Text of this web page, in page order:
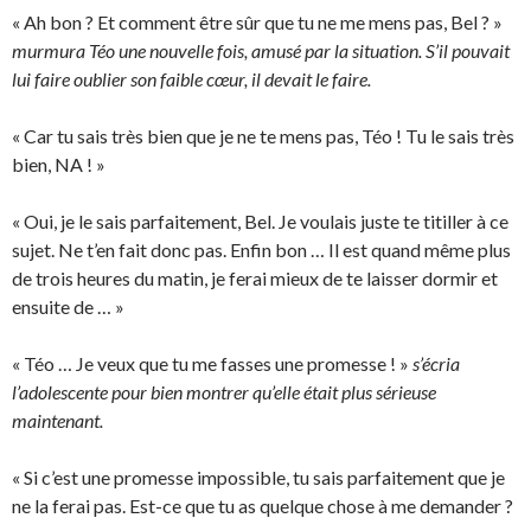
« Ah bon ? Et comment être sûr que tu ne me mens pas, Bel ? »
murmura Téo une nouvelle fois, amusé par la situation. S’il pouvait
lui faire oublier son faible cœur, il devait le faire.
« Car tu sais très bien que je ne te mens pas, Téo ! Tu le sais très
bien, NA ! »
« Oui, je le sais parfaitement, Bel. Je voulais juste te titiller à ce
sujet. Ne t’en fait donc pas. Enfin bon … Il est quand même plus
de trois heures du matin, je ferai mieux de te laisser dormir et
ensuite de … »
« Téo … Je veux que tu me fasses une promesse ! » s’écria
l’adolescente pour bien montrer qu’elle était plus sérieuse
maintenant.
« Si c’est une promesse impossible, tu sais parfaitement que je
ne la ferai pas. Est-ce que tu as quelque chose à me demander ?